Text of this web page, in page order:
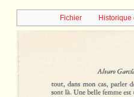
Fichier Historique